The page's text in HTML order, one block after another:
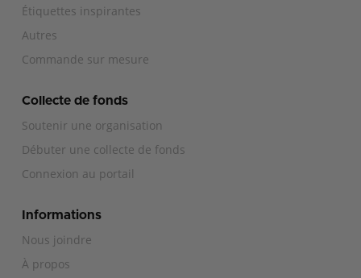
Étiquettes inspirantes
Autres
Commande sur mesure
Collecte de fonds
Soutenir une organisation
Débuter une collecte de fonds
Connexion au portail
Informations
Nous joindre
À propos